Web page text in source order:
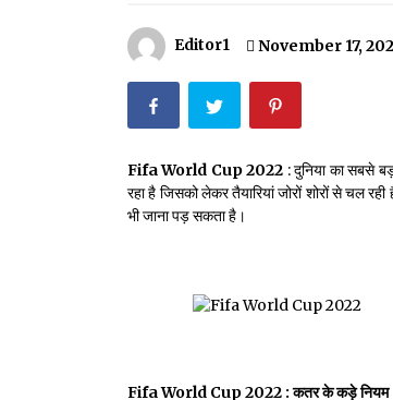
May 14, 2022
Thought Of The Day
Editor1 November 17,
Fifa World Cup 2022 : दुनिया का सबसे
रहा है जिसको लेकर तैयारियां जोरों शोरों से चल
भी जाना पड़ सकता है।
Fifa World Cup 2022 : कतर के कड़े नियम